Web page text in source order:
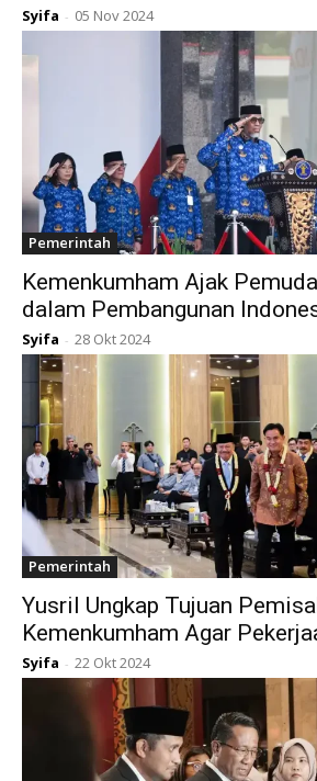
Syifa - 05 Nov 2024
Pemerintah
Kemenkumham Ajak
dalam Pembangunan
Syifa - 28 Okt 2024
Pemerintah
Yusril Ungkap Tujuan
Kemenkumham Agar
Syifa - 22 Okt 2024